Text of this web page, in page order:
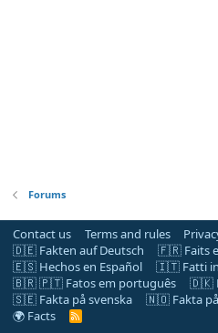
Forums
Contact us Terms and rules
🇩🇪 Fakten auf Deutsch
🇫🇷 Faits
🇪🇸 Hechos en Español
🇮🇹 Fatti
🇧🇷 🇵🇹 Fatos em português
🇩🇰
🇸🇪 Fakta på svenska
🇳🇴 Fakta
🌍 Facts
R